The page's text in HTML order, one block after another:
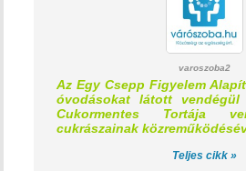
varoszoba2
Az Egy Csepp Figyelem
óvodásokat látott vendégül
Cukormentes Tortája
cukrászainak
Teljes cikk »